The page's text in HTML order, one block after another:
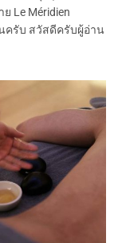
Le Méridien
ครับ สวัสดีครับผู้อ่าน